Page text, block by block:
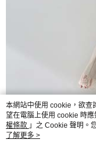
本網站中使用 cookie，欲查
望在電腦上使用 cookie 時
權條款 」之 Cookie 聲明。
用條款之 Cookie 聲明使用
了解更多 >